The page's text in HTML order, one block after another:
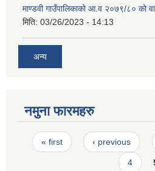
माण्डवी गाउँपालिकाको आ.व २०७९/८० को
मिति: 03/26/2023 - 14:13
अन्य
नमुना फारमहरु
Pages
« first ‹ previous
4